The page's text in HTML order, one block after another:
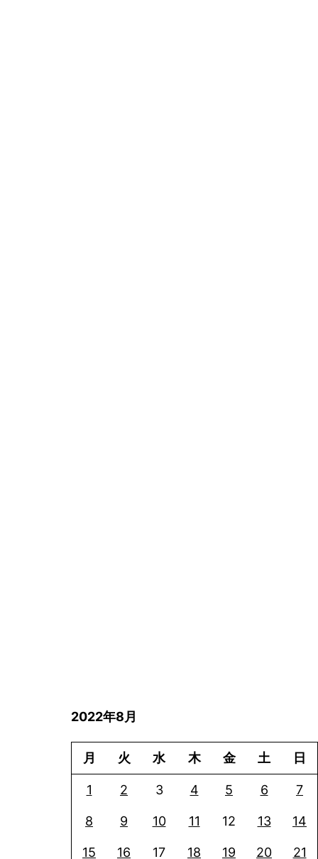
2022年8月
月 火 水 木 金 土 日
1 2 3 4 5 6 7
8 9 10 11 12 13 14
15 16 17 18 19 20 21